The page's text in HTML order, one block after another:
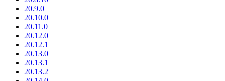
20.9.0
20.10.0
20.11.0
20.12.0
20.12.1
20.13.0
20.13.1
20.13.2